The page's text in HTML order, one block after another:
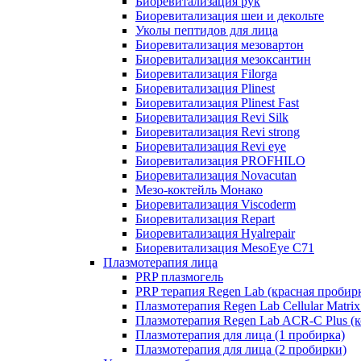
Биоревитализация шеи и декольте
Уколы пептидов для лица
Биоревитализация мезовартон
Биоревитализация мезоксантин
Биоревитализация Filorga
Биоревитализация Plinest
Биоревитализация Plinest Fast
Биоревитализация Revi Silk
Биоревитализация Revi strong
Биоревитализация Revi eye
Биоревитализация PROFHILO
Биоревитализация Novacutan
Мезо-коктейль Монако
Биоревитализация Viscoderm
Биоревитализация Repart
Биоревитализация Hyalrepair
Биоревитализация MesoEye C71
Плазмотерапия лица
PRP плазмогель
PRP терапия Regen Lab (красная
Плазмотерапия Regen Lab Cellular
Плазмотерапия Regen Lab ACR-C Plus
Плазмотерапия для лица (1 пробирка)
Плазмотерапия для лица (2 пробирки)